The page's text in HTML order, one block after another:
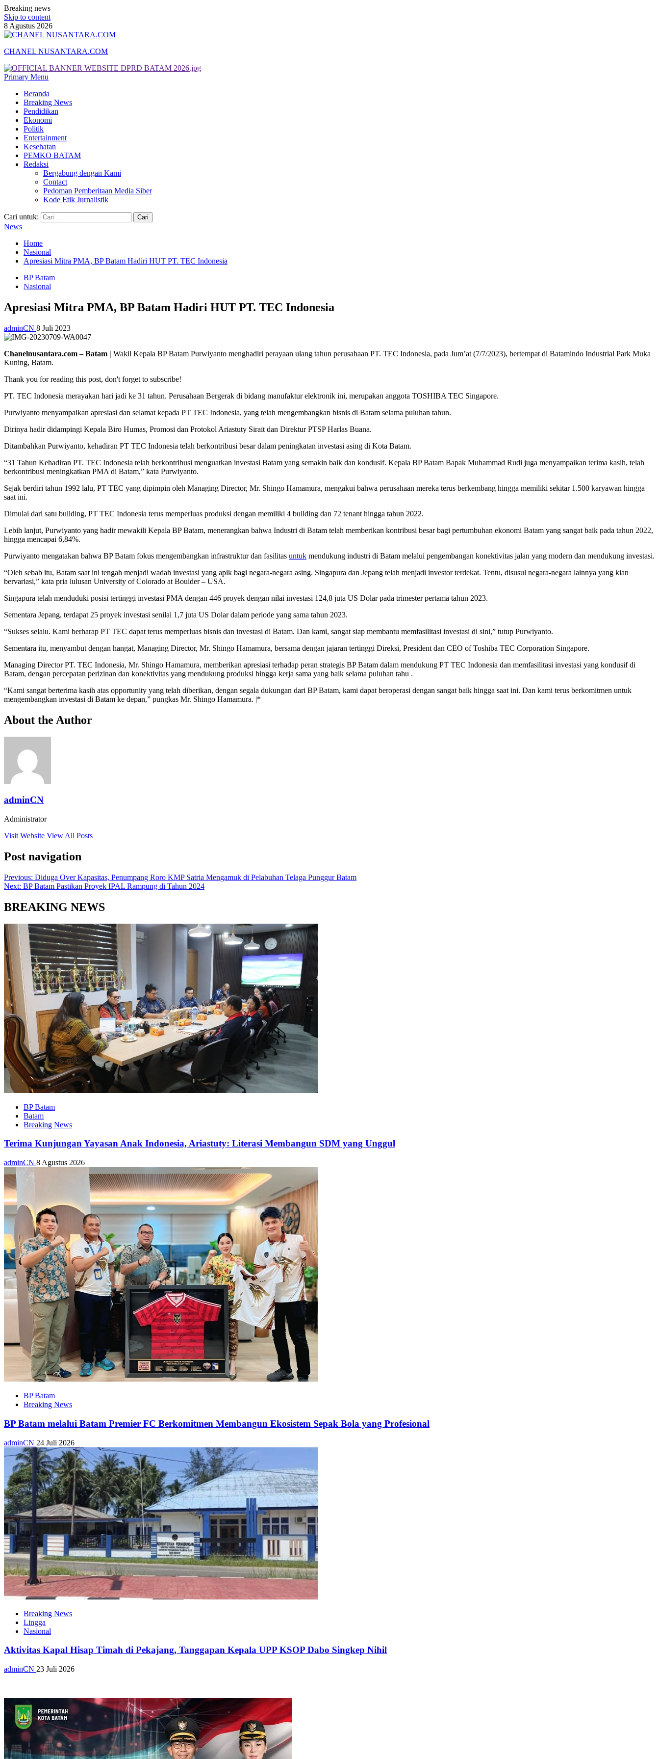
Breaking news
Skip to content
8 Agustus 2026
CHANEL NUSANTARA.COM
Primary Menu
Beranda
Breaking News
Pendidikan
Ekonomi
Politik
Entertainment
Kesehatan
PEMKO BATAM
Redaksi
Bergabung dengan Kami
Contact
Pedoman Pemberitaan Media Siber
Kode Etik Jurnalistik
Cari untuk:
News
Home
Nasional
Apresiasi Mitra PMA, BP Batam Hadiri HUT PT. TEC Indonesia
BP Batam
Nasional
Apresiasi Mitra PMA, BP Batam Hadiri HUT PT. TEC Indonesia
adminCN 8 Juli 2023
Chanelnusantara.com – Batam | Wakil Kepala BP Batam Purwiyanto menghadiri perayaan ulang tahun perusahaan PT. TEC Indonesia, pada Jum’at (7/7/2023), bertempat di Batamindo Industrial Park Muka
Kuning, Batam.
Thank you for reading this post, don't forget to subscribe!
PT. TEC Indonesia merayakan hari jadi ke 31 tahun. Perusahaan Bergerak di bidang manufaktur elektronik ini, merupakan anggota TOSHIBA TEC Singapore.
Purwiyanto menyampaikan apresiasi dan selamat kepada PT TEC Indonesia, yang telah mengembangkan bisnis di Batam selama puluhan tahun.
Dirinya hadir didampingi Kepala Biro Humas, Promosi dan Protokol Ariastuty Sirait dan Direktur PTSP Harlas Buana.
Ditambahkan Purwiyanto, kehadiran PT TEC Indonesia telah berkontribusi besar dalam peningkatan investasi asing di Kota Batam.
“31 Tahun Kehadiran PT. TEC Indonesia telah berkontribusi menguatkan investasi Batam yang semakin baik dan kondusif. Kepala BP Batam Bapak Muhammad Rudi juga menyampaikan terima kasih, telah
berkontribusi meningkatkan PMA di Batam,” kata Purwiyanto.
Sejak berdiri tahun 1992 lalu, PT TEC yang dipimpin oleh Managing Director, Mr. Shingo Hamamura, mengakui bahwa perusahaan mereka terus berkembang hingga memiliki sekitar 1.500 karyawan hingga
saat ini.
Dimulai dari satu building, PT TEC Indonesia terus memperluas produksi dengan memiliki 4 building dan 72 tenant hingga tahun 2022.
Lebih lanjut, Purwiyanto yang hadir mewakili Kepala BP Batam, menerangkan bahwa Industri di Batam telah memberikan kontribusi besar bagi pertumbuhan ekonomi Batam yang sangat baik pada tahun 2022,
hingga mencapai 6,84%.
Purwiyanto mengatakan bahwa BP Batam fokus mengembangkan infrastruktur dan fasilitas untuk mendukung industri di Batam melalui pengembangan konektivitas jalan yang modern dan mendukung investasi.
“Oleh sebab itu, Batam saat ini tengah menjadi wadah investasi yang apik bagi negara-negara asing. Singapura dan Jepang telah menjadi investor terdekat. Tentu, disusul negara-negara lainnya yang kian
bervariasi,” kata pria lulusan University of Colorado at Boulder – USA.
Singapura telah menduduki posisi tertinggi investasi PMA dengan 446 proyek dengan nilai investasi 124,8 juta US Dolar pada trimester pertama tahun 2023.
Sementara Jepang, terdapat 25 proyek investasi senilai 1,7 juta US Dolar dalam periode yang sama tahun 2023.
“Sukses selalu. Kami berharap PT TEC dapat terus memperluas bisnis dan investasi di Batam. Dan kami, sangat siap membantu memfasilitasi investasi di sini,” tutup Purwiyanto.
Sementara itu, menyambut dengan hangat, Managing Director, Mr. Shingo Hamamura, bersama dengan jajaran tertinggi Direksi, President dan CEO of Toshiba TEC Corporation Singapore.
Managing Director PT. TEC Indonesia, Mr. Shingo Hamamura, memberikan apresiasi terhadap peran strategis BP Batam dalam mendukung PT TEC Indonesia dan memfasilitasi investasi yang kondusif di
Batam, dengan percepatan perizinan dan konektivitas yang mendukung produksi hingga kerja sama yang baik selama puluhan tahu .
“Kami sangat berterima kasih atas opportunity yang telah diberikan, dengan segala dukungan dari BP Batam, kami dapat beroperasi dengan sangat baik hingga saat ini. Dan kami terus berkomitmen untuk
mengembangkan investasi di Batam ke depan,” pungkas Mr. Shingo Hamamura. |*
About the Author
adminCN
Administrator
Visit Website View All Posts
Post navigation
Previous: Diduga Over Kapasitas, Penumpang Roro KMP Satria Mengamuk di Pelabuhan Telaga Punggur Batam
Next: BP Batam Pastikan Proyek IPAL Rampung di Tahun 2024
BREAKING NEWS
BP Batam
Batam
Breaking News
Terima Kunjungan Yayasan Anak Indonesia, Ariastuty: Literasi Membangun SDM yang Unggul
adminCN 8 Agustus 2026
BP Batam
Breaking News
BP Batam melalui Batam Premier FC Berkomitmen Membangun Ekosistem Sepak Bola yang Profesional
adminCN 24 Juli 2026
Breaking News
Lingga
Nasional
Aktivitas Kapal Hisap Timah di Pekajang, Tanggapan Kepala UPP KSOP Dabo Singkep Nihil
adminCN 23 Juli 2026